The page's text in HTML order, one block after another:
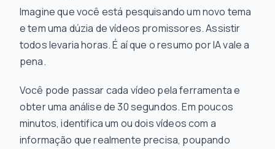
Imagine que você está pesquisando um novo tema
e tem uma dúzia de vídeos promissores. Assistir
todos levaria horas. É aí que o resumo por IA vale a
pena.
Você pode passar cada vídeo pela ferramenta e
obter uma análise de 30 segundos. Em poucos
minutos, identifica um ou dois vídeos com a
informação que realmente precisa, poupando